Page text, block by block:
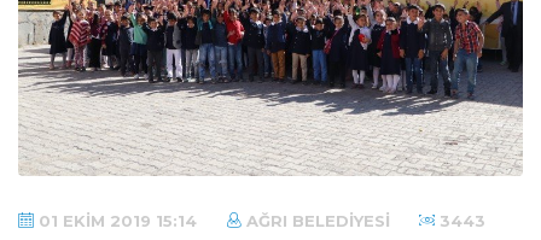
01 EKIM 2019 15:14 AĞRI BELEDIYESI 3443